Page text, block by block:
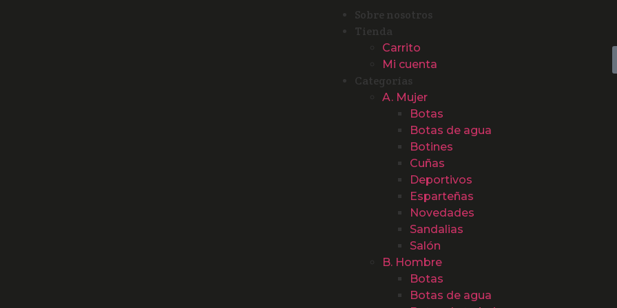
Sobre nosotros
Tienda
Carrito
Mi cuenta
Categorías
A. Mujer
Botas
Botas de agua
Botines
Cuñas
Deportivos
Esparteñas
Novedades
Sandalias
Salón
B. Hombre
Botas
Botas de agua